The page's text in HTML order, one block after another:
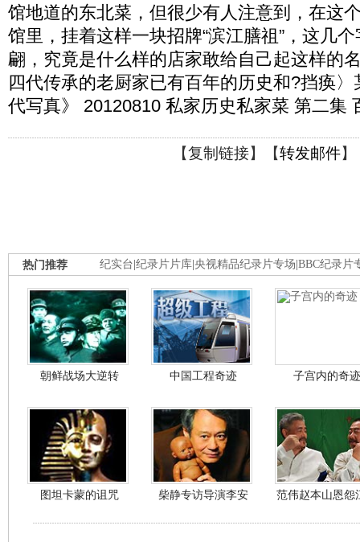
馆地道的东北菜，但很少有人注意到，在这
馆里，挂着这样一块招牌“滨江膳祖”，这几
翩，究竟是什么样的店家敢给自己起这样的
四代传承的老厨家已有百年的历史和?挡痪
代写真》 20120810 私家历史私家菜 第二集
【复制链接】【转发邮件】
纪实台 纪录片片库 央视精品纪录片专场 BBC纪录片
热门推荐
朝鲜战场大逆转 中国工程奇迹 子宫内的奇迹
图坦卡蒙的诅咒 柴静专访导演李安 范伟赵本山恩怨